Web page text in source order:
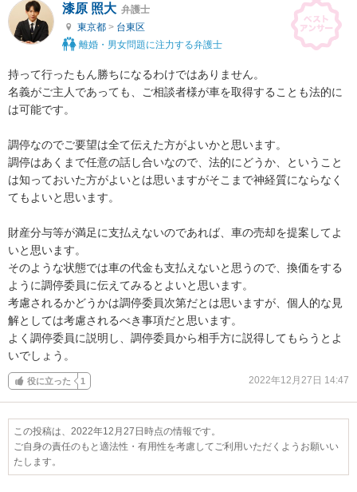
漆原 照大 弁護士
東京都 > 台東区
離婚・男女問題に注力する弁護士
持って行ったもん勝ちになるわけではありません。
名義がご主人であっても、ご相談者様が車を取得することも法的に
は可能です。
調停なのでご要望は全て伝えた方がよいかと思います。
調停はあくまで任意の話し合いなので、法的にどうか、ということ
は知っておいた方がよいとは思いますがそこまで神経質にならなく
てもよいと思います。
財産分与等が満足に支払えないのであれば、車の売却を提案してよ
いと思います。
そのような状態では車の代金も支払えないと思うので、換価をする
ように調停委員に伝えてみるとよいと思います。
考慮されるかどうかは調停委員次第だとは思いますが、個人的な見
解としては考慮されるべき事項だと思います。
よく調停委員に説明し、調停委員から相手方に説得してもらうとよ
いでしょう。
役に立った 1 2022年12月27日 14:47
この投稿は、2022年12月27日時点の情報です。
ご自身の責任のもと適法性・有用性を考慮してご利用いただくようお願いい
たします。